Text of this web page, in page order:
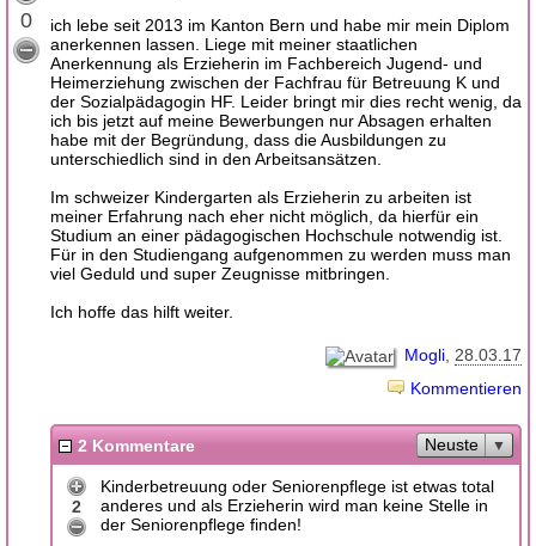
0
ich lebe seit 2013 im Kanton Bern und habe mir mein Diplom
anerkennen lassen. Liege mit meiner staatlichen
Anerkennung als Erzieherin im Fachbereich Jugend- und
Heimerziehung zwischen der Fachfrau für Betreuung K und
der Sozialpädagogin HF. Leider bringt mir dies recht wenig, da
ich bis jetzt auf meine Bewerbungen nur Absagen erhalten
habe mit der Begründung, dass die Ausbildungen zu
unterschiedlich sind in den Arbeitsansätzen.
Im schweizer Kindergarten als Erzieherin zu arbeiten ist
meiner Erfahrung nach eher nicht möglich, da hierfür ein
Studium an einer pädagogischen Hochschule notwendig ist.
Für in den Studiengang aufgenommen zu werden muss man
viel Geduld und super Zeugnisse mitbringen.
Ich hoffe das hilft weiter.
Mogli 28.03.17
Kommentieren
2 Kommentare Neuste
2
Kinderbetreuung oder Seniorenpflege ist etwas total
anderes und als Erzieherin wird man keine Stelle in
der Seniorenpflege finden!